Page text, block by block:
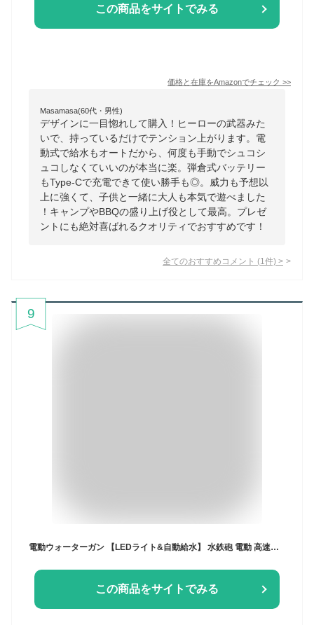
この商品をサイトでみる
価格と在庫をAmazonでチェック >>
Masamasa(60代・男性)
デザインに一目惚れして購入！ヒーローの武器みた
いで、持っているだけでテンション上がります。電
動式で給水もオートだから、何度も手動でシュコシ
ュコしなくていいのが本当に楽。弾倉式バッテリー
もType-Cで充電できて使い勝手も◎。威力も予想以
上に強くて、子供と一緒に大人も本気で遊べました
！キャンプやBBQの盛り上げ役として最高。プレゼ
ントにも絶対喜ばれるクオリティでおすすめです！
全てのおすすめコメント (1 件) >
9
電動ウォーターガン 【LEDライト&自動給水】 水鉄砲 電動 高速連発 電動水鉄砲 大容量500ml 超強力飛距離 10m 子供用 大人 水遊びおもちゃ 水合戦 水掛合 海水浴 夏休み 夏の定番 (白黒)
この商品をサイトでみる